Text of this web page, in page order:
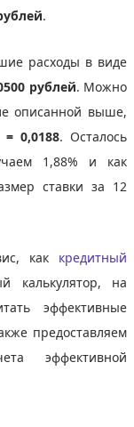
.
расходы в виде
рублей. Можно
описанной выше,
= 0,0188. Осталось
1,88% и как
ставки за 12
как кредитный
калькулятор, на
эффективные
предоставляем
эффективной